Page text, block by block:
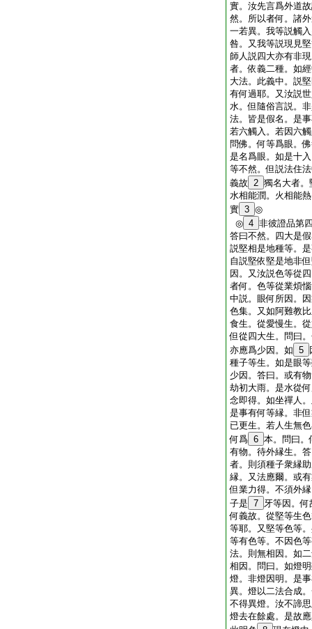
實。汝先言爲外道
然。所以者何。諸
一若異。我等説觸
咎。又我等説現見
師人説四大亦有非
者。依義二種。如
大法。此義中。説
有何過耶。又汝説
水。但隨俗言説。
法。皆是假名。是
若六觸入。若因六
問佛。何等爲眼。
是名爲眼。如是十
等不然。但説法住
義故 2 獨名大者。
水相能潤。火相能
實 3 ◎
◎ 4 非彼證品第
答曰不然。四大是
説堅相是地種等。
自説堅依堅是地非
因。又汝説色等從
者何。色等從業煩
中説。眼何所因。
色集。又如阿難教
食生。從愛慢生。
但從四大生。問曰
亦應爲少因。如 5
種子等生。如是眼
少因。答曰。或有
劫初大雨。是水從
念即得。如坐禪人
是事有何等縁。非
已更生。若人生無
何爲 6 本。問曰。
有物。待外縁生。
者。則須種子衆縁
縁。又法應爾。或
但業力得。不須外
子是 7 牙等因。
何義故。從堅等生
等耶。又堅等色等
等有色等。不因色
法。則無相因。如
相因。問曰。如燈
燈。非燈因明。是
異。燈以二法合成
不得異燈。汝不諦
燈去在餘處。是故